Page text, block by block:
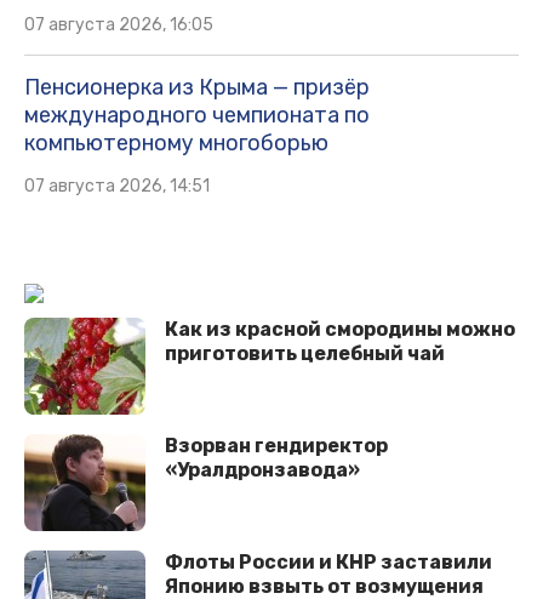
07 августа 2026, 16:05
Пенсионерка из Крыма — призёр
международного чемпионата по
компьютерному многоборью
07 августа 2026, 14:51
Как из красной смородины можно
приготовить целебный чай
Взорван гендиректор
«Уралдронзавода»
Флоты России и КНР заставили
Японию взвыть от возмущения